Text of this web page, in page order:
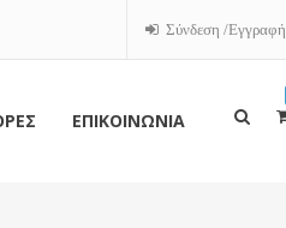
Σύνδεση /Εγγραφή
ΕΠΙΚΟΙΝΩΝΙΑ